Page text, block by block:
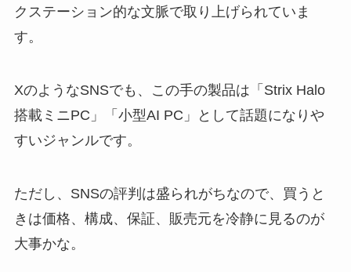
クステーション的な文脈で取り上げられていま
す。
XのようなSNSでも、この手の製品は「Strix Halo
搭載ミニPC」「小型AI PC」として話題になりや
すいジャンルです。
ただし、SNSの評判は盛られがちなので、買うと
きは価格、構成、保証、販売元を冷静に見るのが
大事かな。